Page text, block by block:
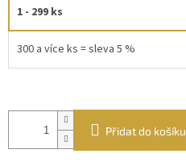
1 - 299 ks
300 a více ks = sleva 5 %
Přidat do košíku